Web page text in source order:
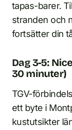
tapas-barer.
stranden och
fortsätter din
Dag 3-5:
30 minuter)
TGV-
ett byte i
kustutsikter